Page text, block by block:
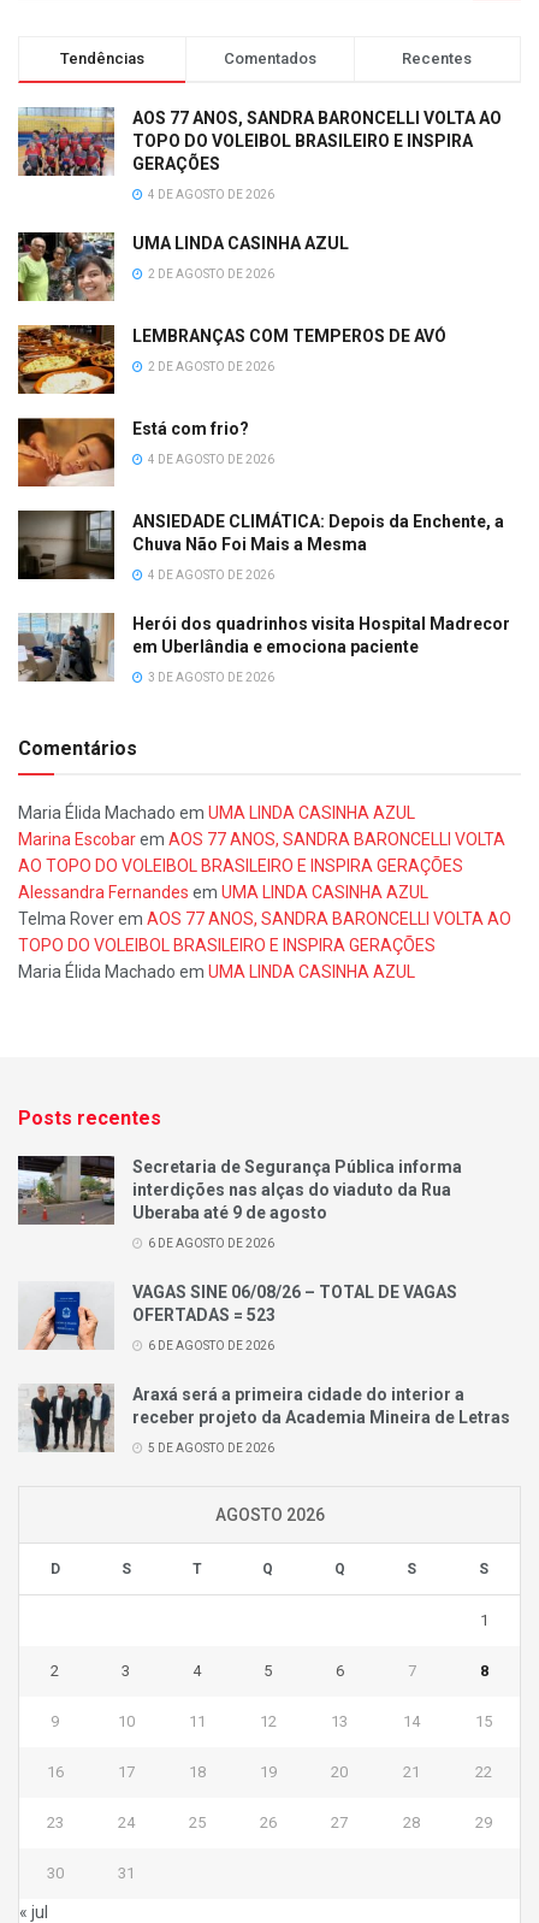
Tendências Comentados Recentes
AOS 77 ANOS, SANDRA BARONCELLI VOLTA AO
TOPO DO VOLEIBOL BRASILEIRO E INSPIRA
GERAÇÕES
4 DE AGOSTO DE 2026
UMA LINDA CASINHA AZUL
2 DE AGOSTO DE 2026
LEMBRANÇAS COM TEMPEROS DE AVÓ
2 DE AGOSTO DE 2026
Está com frio?
4 DE AGOSTO DE 2026
ANSIEDADE CLIMÁTICA: Depois da Enchente, a
Chuva Não Foi Mais a Mesma
4 DE AGOSTO DE 2026
Herói dos quadrinhos visita Hospital Madrecor
em Uberlândia e emociona paciente
3 DE AGOSTO DE 2026
Comentários
Maria Élida Machado em UMA LINDA CASINHA AZUL
Marina Escobarem AOS 77 ANOS, SANDRA BARONCELLI VOLTA
AO TOPO DO VOLEIBOL BRASILEIRO E INSPIRA GERAÇÕES
Alessandra Fernandes em UMA LINDA CASINHA AZUL
Telma Roverem AOS 77 ANOS, SANDRA BARONCELLI VOLTA AO
TOPO DO VOLEIBOL BRASILEIRO E INSPIRA GERAÇÕES
Maria Élida Machado em UMA LINDA CASINHA AZUL
Posts recentes
Secretaria de Segurança Pública informa
interdições nas alças do viaduto da Rua
Uberaba até 9 de agosto
6 DE AGOSTO DE 2026
VAGAS SINE 06/08/26 – TOTAL DE VAGAS
OFERTADAS = 523
6 DE AGOSTO DE 2026
Araxá será a primeira cidade do interior a
receber projeto da Academia Mineira de Letras
5 DE AGOSTO DE 2026
AGOSTO 2026
D S T Q Q S S
1
2 3 4 5 6 7 8
9 10 11 12 13 14 15
16 17 18 19 20 21 22
23 24 25 26 27 28 29
30 31
« jul